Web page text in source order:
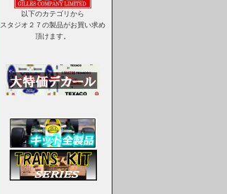
以下のカテゴリから
スタジオ２７の製品がお買い求め
頂けます。